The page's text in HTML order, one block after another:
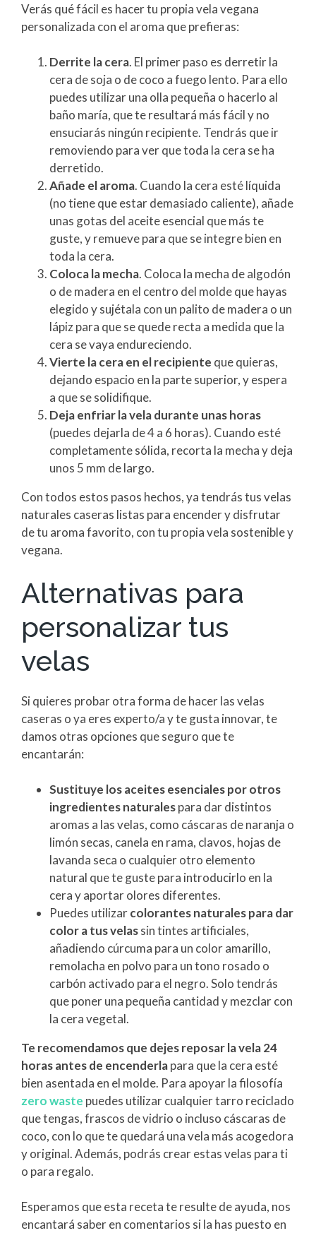
Verás qué fácil es hacer tu propia vela vegana
personalizada con el aroma que prefieras:
Derrite la cera. El primer paso es derretir la
cera de soja o de coco a fuego lento. Para ello
puedes utilizar una olla pequeña o hacerlo al
baño maría, que te resultará más fácil y no
ensuciarás ningún recipiente. Tendrás que ir
removiendo para ver que toda la cera se ha
derretido.
Añade el aroma. Cuando la cera esté líquida
(no tiene que estar demasiado caliente), añade
unas gotas del aceite esencial que más te
guste, y remueve para que se integre bien en
toda la cera.
Coloca la mecha. Coloca la mecha de algodón
o de madera en el centro del molde que hayas
elegido y sujétala con un palito de madera o un
lápiz para que se quede recta a medida que la
cera se vaya endureciendo.
Vierte la cera en el recipiente que quieras,
dejando espacio en la parte superior, y espera
a que se solidifique.
Deja enfriar la vela durante unas horas
(puedes dejarla de 4 a 6 horas). Cuando esté
completamente sólida, recorta la mecha y deja
unos 5 mm de largo.
Con todos estos pasos hechos, ya tendrás tus velas
naturales caseras listas para encender y disfrutar
de tu aroma favorito, con tu propia vela sostenible y
vegana.
Alternativas para
personalizar tus
velas
Si quieres probar otra forma de hacer las velas
caseras o ya eres experto/a y te gusta innovar, te
damos otras opciones que seguro que te
encantarán:
Sustituye los aceites esenciales por otros
ingredientes naturalespara dar distintos
aromas a las velas, como cáscaras de naranja o
limón secas, canela en rama, clavos, hojas de
lavanda seca o cualquier otro elemento
natural que te guste para introducirlo en la
cera y aportar olores diferentes.
Puedes utilizarcolorantes naturales para dar
color a tus velassin tintes artificiales,
añadiendo cúrcuma para un color amarillo,
remolacha en polvo para un tono rosado o
carbón activado para el negro. Solo tendrás
que poner una pequeña cantidad y mezclar con
la cera vegetal.
Te recomendamos que dejes reposar la vela 24
horas antes de encenderlapara que la cera esté
bien asentada en el molde. Para apoyar la filosofía
zero waste puedes utilizar cualquier tarro reciclado
que tengas, frascos de vidrio o incluso cáscaras de
coco, con lo que te quedará una vela más acogedora
y original. Además, podrás crear estas velas para ti
o para regalo.
Esperamos que esta receta te resulte de ayuda, nos
encantará saber en comentarios si la has puesto en